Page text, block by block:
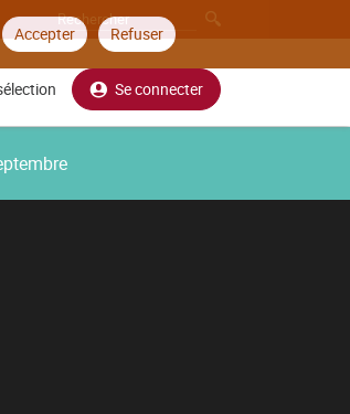
Accepter Refuser
Se connecter